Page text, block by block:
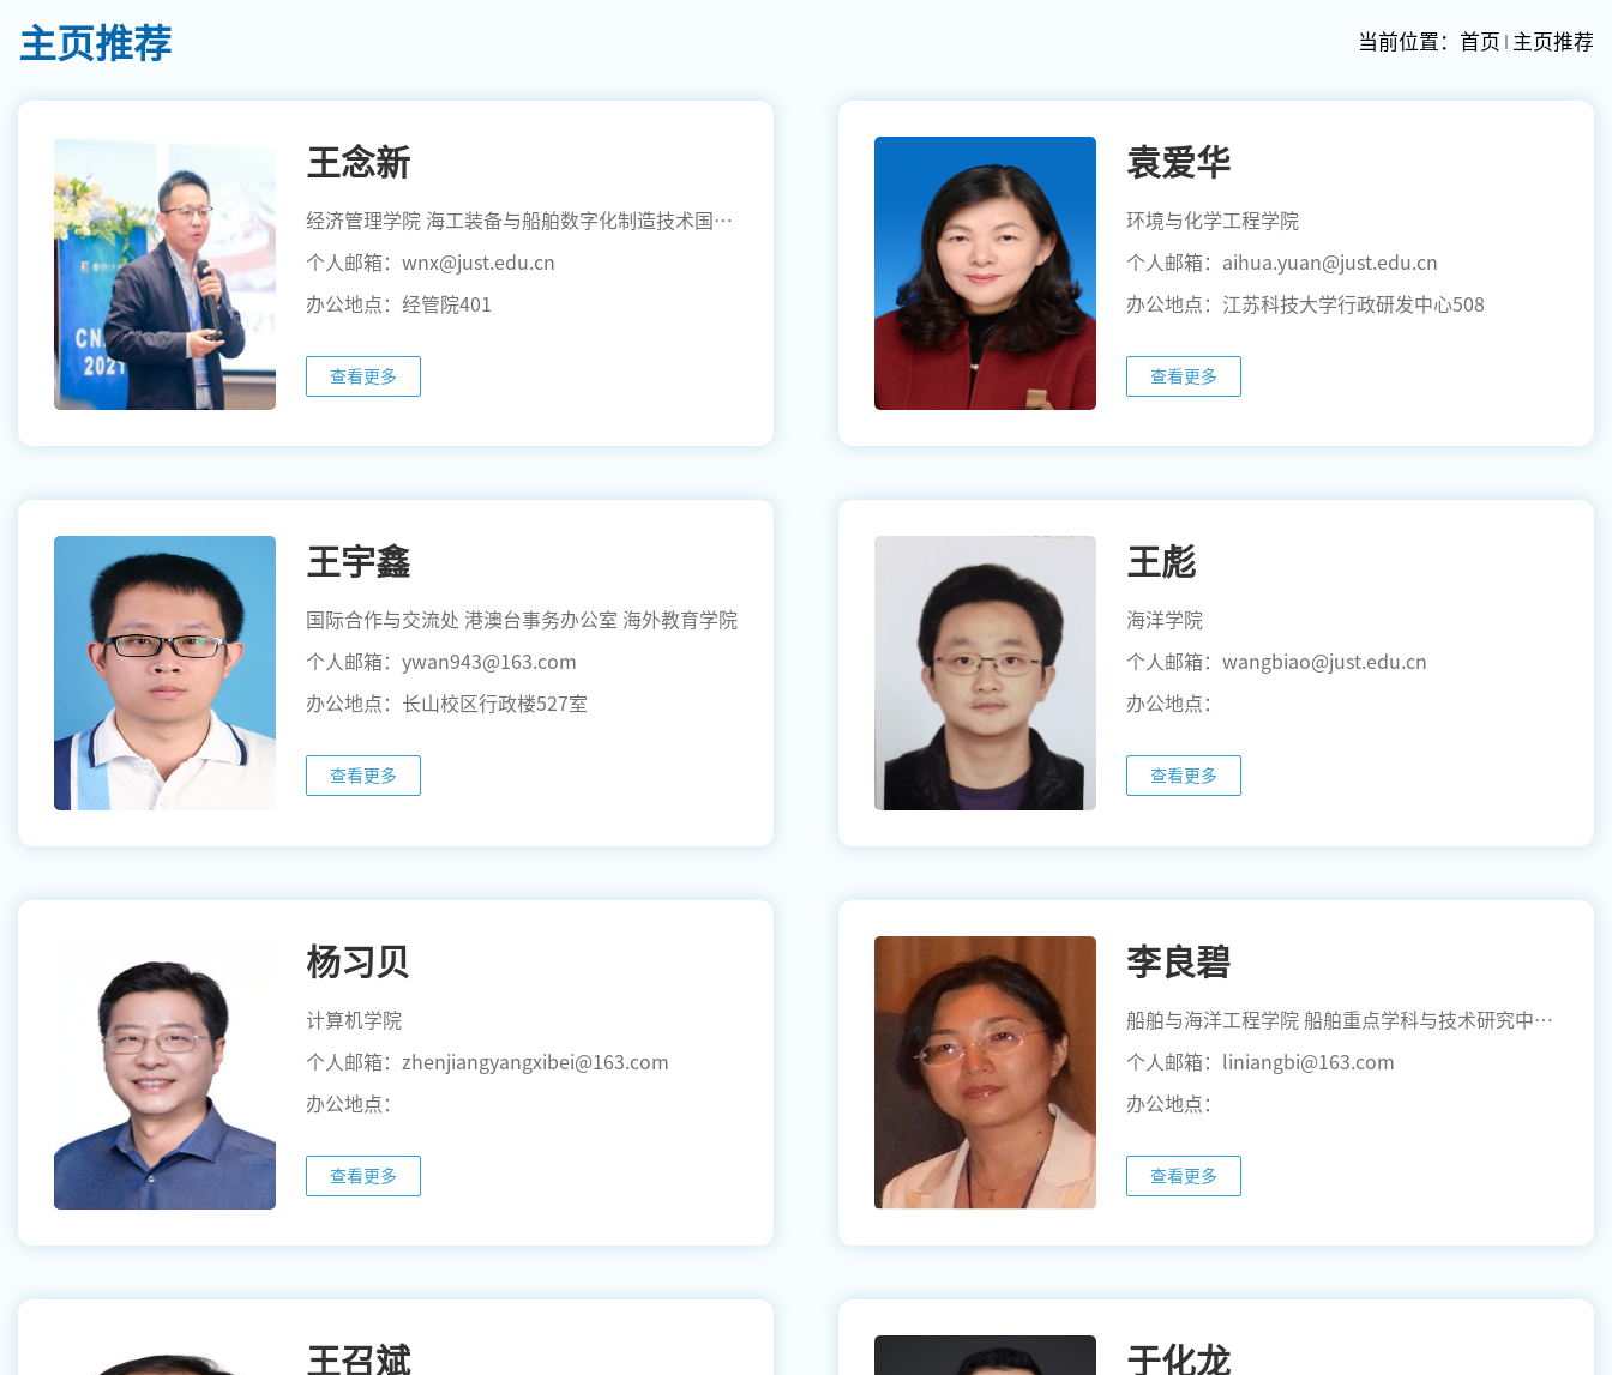
当前位置： 首页 主页推荐
主页推荐
王念新
经济管理学院 海工装备与船舶数字化制造技术国家地方联合工程实验室
个人邮箱：wnx@just.edu.cn
办公地点：经管院401
查看更多
袁爱华
环境与化学工程学院
个人邮箱：aihua.yuan@just.edu.cn
办公地点：江苏科技大学行政研发中心508
查看更多
王宇鑫
国际合作与交流处 港澳台事务办公室 海外教育学院
个人邮箱：ywan943@163.com
办公地点：长山校区行政楼527室
查看更多
王彪
海洋学院
个人邮箱：wangbiao@just.edu.cn
办公地点：
查看更多
杨习贝
计算机学院
个人邮箱：zhenjiangyangxibei@163.com
办公地点：
查看更多
李良碧
船舶与海洋工程学院 船舶重点学科与技术研究中心 江苏省高技术船舶数智化设计制造技术重点实验室
个人邮箱：liniangbi@163.com
办公地点：
查看更多
王召斌 于化龙